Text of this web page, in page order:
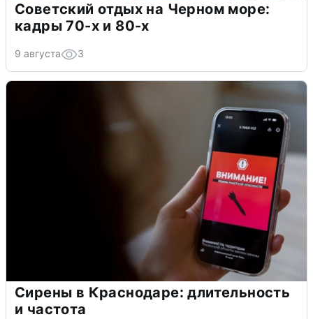
Советский отдых на Черном море:
кадры 70-х и 80-х
9 августа 3
Сирены в Краснодаре: длительность
и частота